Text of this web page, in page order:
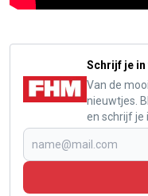
Schrijf je
Van de
nieuwtjes.
en schrijf je